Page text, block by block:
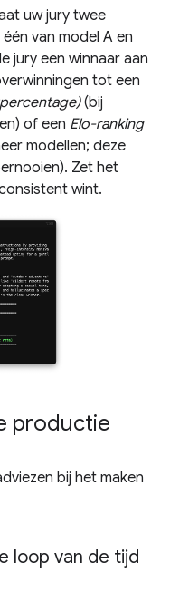
uw jury twee
van model A en
jury een winnaar aan
tot een
(bij
of een Elo-ranking
modellen; deze
Zet het
wint.
productie
bij het maken
loop van de tijd